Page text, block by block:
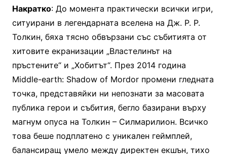
Накратко: До момента практически всички игри,
ситуирани в легендарната вселена на Дж. Р. Р.
Толкин, бяха тясно обвързани със събитията от
хитовите екранизации „Властелинът на
пръстените“ и „Хобитът“. През 2014 година
Middle-earth: Shadow of Mordor промени гледната
точка, представяйки ни непознати за масовата
публика герои и събития, бегло базирани върху
магнум опуса на Толкин – Силмарилион. Всичко
това беше подплатено с уникален геймплей,
балансиращ умело между директен екшън, тихо